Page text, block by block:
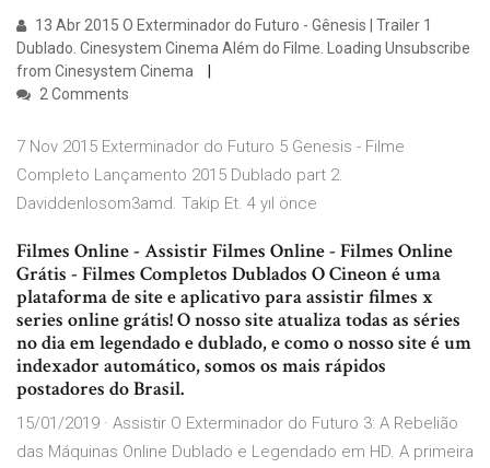
13 Abr 2015 O Exterminador do Futuro - Gênesis | Trailer 1
Dublado. Cinesystem Cinema Além do Filme. Loading Unsubscribe
from Cinesystem Cinema
2 Comments
7 Nov 2015 Exterminador do Futuro 5 Genesis - Filme
Completo Lançamento 2015 Dublado part 2.
Daviddenlosom3amd. Takip Et. 4 yıl önce
Filmes Online - Assistir Filmes Online - Filmes Online
Grátis - Filmes Completos Dublados O Cineon é uma
plataforma de site e aplicativo para assistir filmes x
series online grátis! O nosso site atualiza todas as séries
no dia em legendado e dublado, e como o nosso site é um
indexador automático, somos os mais rápidos
postadores do Brasil.
15/01/2019 · Assistir O Exterminador do Futuro 3: A Rebelião
das Máquinas Online Dublado e Legendado em HD. A primeira